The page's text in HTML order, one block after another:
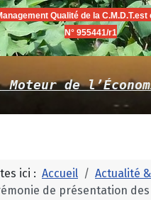
Qualité de la
N° 955441/r1
Moteur de
ici : Accueil
Actualité
de présentation